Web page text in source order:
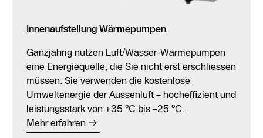
Innenaufstellung Wärmepumpen
Ganzjährig nutzen Luft/Wasser-Wärmepumpen
eine Energiequelle, die Sie nicht erst erschliessen
müssen. Sie verwenden die kostenlose
Umweltenergie der Aussenluft – hocheffizient und
leistungsstark von +35 °C bis –25 °C.
Mehr erfahren